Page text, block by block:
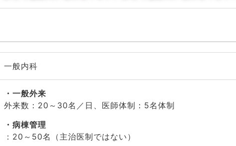
一般内科
一般外来
外来数：20～30名／日、医師体制：5名体制
病棟管理
：20～50名（主治医制ではない）